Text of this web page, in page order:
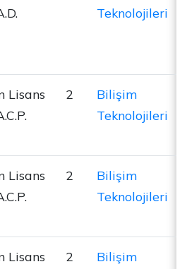
Teknolojileri
Lisans
2
Bilişim
Teknolojileri
Lisans
2
Bilişim
Teknolojileri
Lisans
2
Bilişim